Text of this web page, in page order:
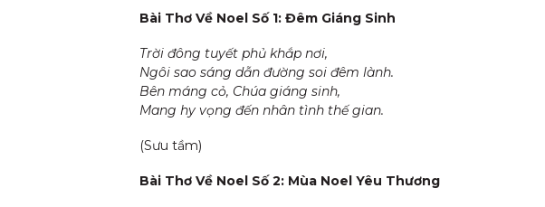
Bài Thơ Về Noel Số 1: Đêm Giáng Sinh
Trời đông tuyết phủ khắp nơi,
Ngôi sao sáng dẫn đường soi đêm lành.
Bên máng cỏ, Chúa giáng sinh,
Mang hy vọng đến nhân tình thế gian.
(Sưu tầm)
Bài Thơ Về Noel Số 2: Mùa Noel Yêu Thương